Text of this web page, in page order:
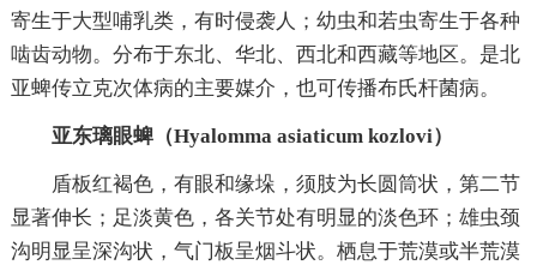
寄生于大型哺乳类，有时侵袭人；幼虫和若虫寄生于各种
啮齿动物。分布于东北、华北、西北和西藏等地区。是北
亚蜱传立克次体病的主要媒介，也可传播布氏杆菌病。
亚东璃眼蜱（Hyalomma asiaticum kozlovi）
盾板红褐色，有眼和缘垛，须肢为长圆筒状，第二节
显著伸长；足淡黄色，各关节处有明显的淡色环；雄虫颈
沟明显呈深沟状，气门板呈烟斗状。栖息于荒漠或半荒漠